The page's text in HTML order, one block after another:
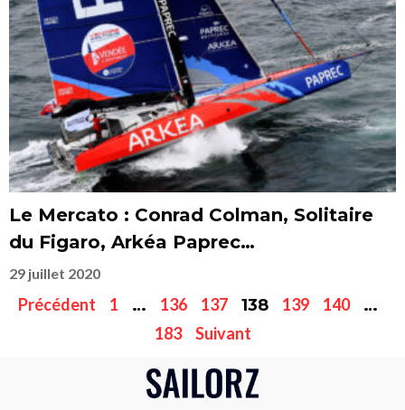
Le Mercato : Conrad Colman, Solitaire
du Figaro, Arkéa Paprec…
29 juillet 2020
Précédent 1 … 136 137 138 139 140
…
183
Suivant